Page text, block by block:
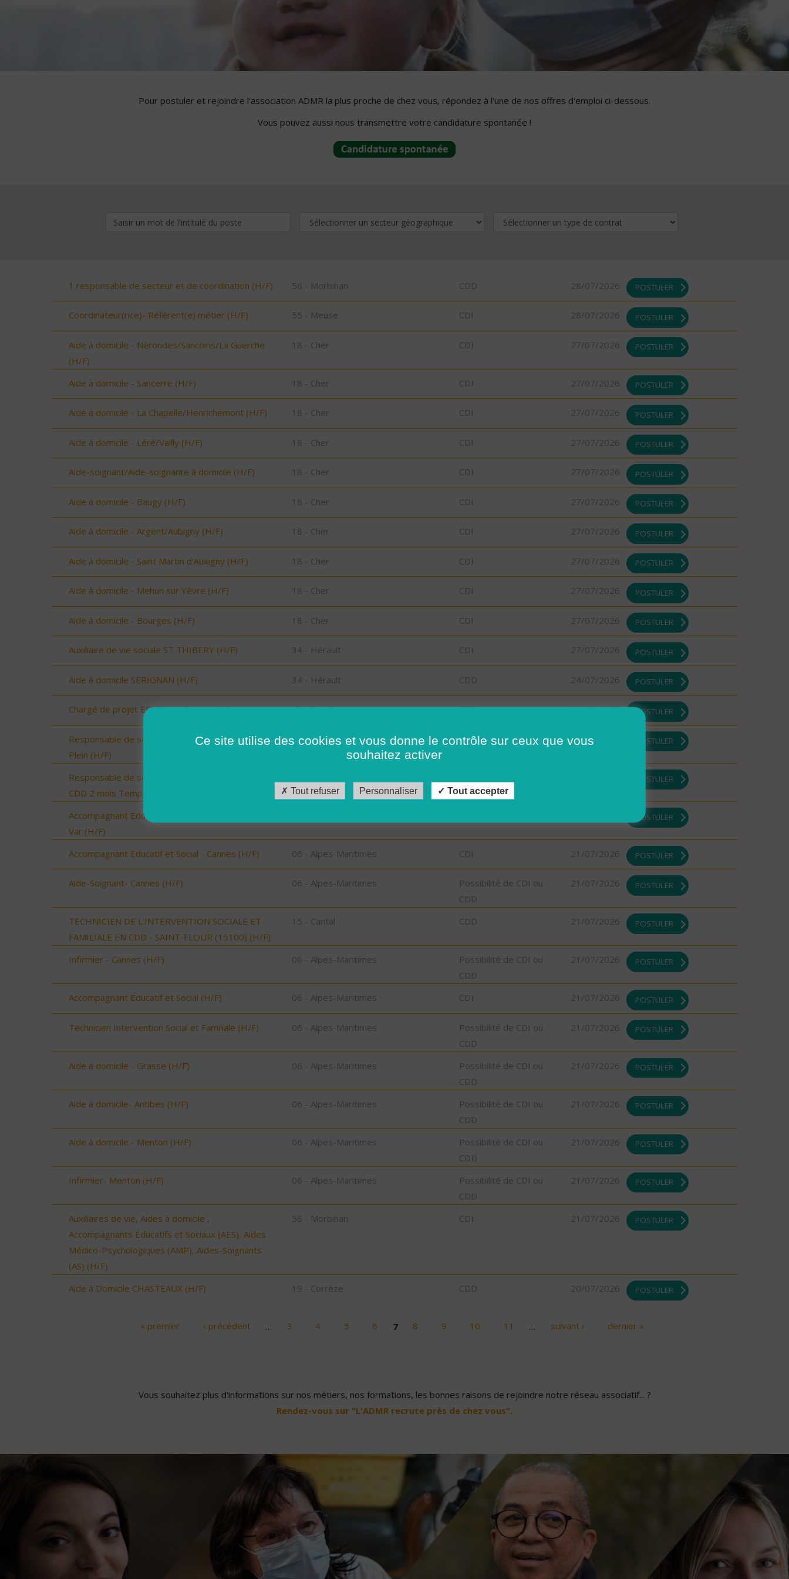
Pour postuler et rejoindre l'association ADMR la plus proche de chez vous, répondez à l'une de nos offres d'emploi ci-dessous.
Vous pouvez aussi nous transmettre votre candidature spontanée !
1 responsable de secteur et de coordination (H/F) 56 - Morbihan CDD 28/07/2026 POSTULER
Coordinateur(rice)- Référent(e) métier (H/F) 55 - Meuse CDI 28/07/2026 POSTULER
Aide à domicile - Nérondes/Sancoins/La Guerche
(H/F)
18 - Cher CDI 27/07/2026 POSTULER
Aide à domicile - Sancerre (H/F) 18 - Cher CDI 27/07/2026 POSTULER
Aide à domicile - La Chapelle/Henrichemont (H/F) 18 - Cher CDI 27/07/2026 POSTULER
Aide à domicile - Léré/Vailly (H/F) 18 - Cher CDI 27/07/2026 POSTULER
Aide-soignant/Aide-soignante à domicile (H/F) 18 - Cher CDI 27/07/2026 POSTULER
Aide à domicile - Baugy (H/F) 18 - Cher CDI 27/07/2026 POSTULER
Aide à domicile - Argent/Aubigny (H/F) 18 - Cher CDI 27/07/2026 POSTULER
Aide à domicile - Saint Martin d'Auxigny (H/F) 18 - Cher CDI 27/07/2026 POSTULER
Aide à domicile - Mehun sur Yèvre (H/F) 18 - Cher CDI 27/07/2026 POSTULER
Aide à domicile - Bourges (H/F) 18 - Cher CDI 27/07/2026 POSTULER
Auxiliaire de vie sociale ST THIBERY (H/F) 34 - Hérault CDI 27/07/2026 POSTULER
Aide à domicile SERIGNAN (H/F) 34 - Hérault CDD 24/07/2026 POSTULER
Chargé de projet ESMS Numérique (H/F) 19 - Corrèze CDD 24/07/2026 POSTULER
Responsable de secteur sur Onzain - CDI Temps
Plein (H/F)
41 - Loir-et-Cher CDI 23/07/2026 POSTULER
Responsable de secteur sur Noyers sur Cher -
CDD 2 mois Temps Plein (H/F)
POSTULER
Accompagnant Educatif et Social - Saint Laurent du
Var (H/F)
POSTULER
Accompagnant Educatif et Social - Cannes (H/F) 06 - Alpes-Maritimes CDI 21/07/2026 POSTULER
Aide-Soignant- Cannes (H/F) 06 - Alpes-Maritimes
Possibilité de CDI ou
CDD
21/07/2026 POSTULER
TECHNICIEN DE L'INTERVENTION SOCIALE ET
FAMILIALE EN CDD - SAINT-FLOUR (15100) (H/F)
15 - Cantal CDD 21/07/2026 POSTULER
Infirmier - Cannes (H/F) 06 - Alpes-Maritimes
Possibilité de CDI ou
CDD
21/07/2026 POSTULER
Accompagnant Educatif et Social (H/F) 06 - Alpes-Maritimes CDI 21/07/2026 POSTULER
Technicien Intervention Social et Familiale (H/F) 06 - Alpes-Maritimes
Possibilité de CDI ou
CDD
21/07/2026 POSTULER
Aide à domicile - Grasse (H/F) 06 - Alpes-Maritimes
Possibilité de CDI ou
CDD
21/07/2026 POSTULER
Aide à domicile- Antibes (H/F) 06 - Alpes-Maritimes
Possibilité de CDI ou
CDD
21/07/2026 POSTULER
Aide à domicile - Menton (H/F) 06 - Alpes-Maritimes
Possibilité de CDI ou
CDD
21/07/2026 POSTULER
Infirmier- Menton (H/F) 06 - Alpes-Maritimes
Possibilité de CDI ou
CDD
21/07/2026 POSTULER
Auxiliaires de vie, Aides à domicile ,
Accompagnants Éducatifs et Sociaux (AES), Aides
Médico-Psychologiques (AMP), Aides-Soignants
(AS) (H/F)
56 - Morbihan CDI 21/07/2026 POSTULER
Aide à Domicile CHASTEAUX (H/F) 19 - Corrèze CDD 20/07/2026 POSTULER
« premier ‹ précédent … 3 4 5 6 7 8 9 10 11 … suivant › dernier »
Vous souhaitez plus d'informations sur nos métiers, nos formations, les bonnes raisons de rejoindre notre réseau associatif... ?
Rendez-vous sur "L'ADMR recrute près de chez vous".
Ce site utilise des cookies et vous donne le contrôle sur ceux que vous
souhaitez activer
Tout refuser Personnaliser Tout accepter